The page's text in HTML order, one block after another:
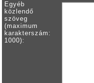
Egyéb
közlendő
szöveg
(maximum
karakterszám:
1000):